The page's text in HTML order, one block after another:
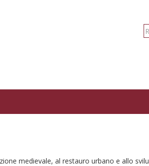
medievale, al restauro urbano e allo